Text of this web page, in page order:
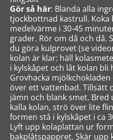
Gör så här: Blanda alla
tjockbottnad kastrull. Koka
medelvärme i 30-45
grader. Rör om då och då.
du göra kulprovet (se
kolan är klar: häll
i kylskåpet och låt kolan bli
Grovhacka
över ett vattenbad. Tillsätt
jämn och blank smet.
kalla kolan, strö över lite
formen stå i kylskåpet i ca
Lyft upp kolaplattan ur
bakplåtspappret. Skär upp